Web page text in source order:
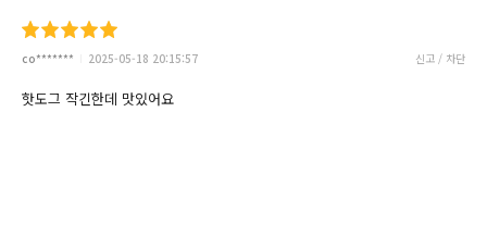
co******* 2025-05-18 20:15:57 신고 / 차단
핫도그 작긴한데 맛있어요